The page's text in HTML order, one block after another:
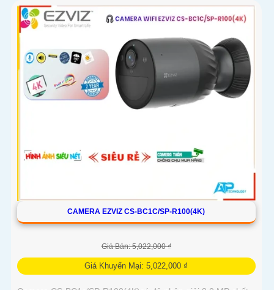
cách lên đến 50m, chuẩn nén Ultra265/H.265/H
CAMERA EZVIZ CS-BC1C/SP-R100(4K)
Giá Bán: 5,022,000 ₫
Giá Khuyến Mại: 5,022,000 ₫